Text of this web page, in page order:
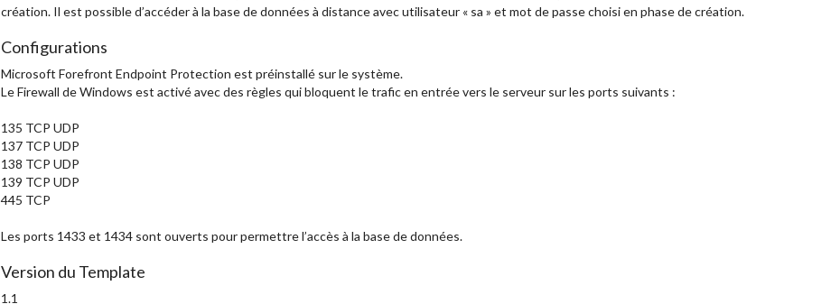
création. Il est possible d’accéder à la base de données à distance avec utilisateur « sa » et mot de passe choisi en phase de création.
Configurations
Microsoft Forefront Endpoint Protection est préinstallé sur le système.
Le Firewall de Windows est activé avec des règles qui bloquent le trafic en entrée vers le serveur sur les ports suivants :
135 TCP UDP
137 TCP UDP
138 TCP UDP
139 TCP UDP
445 TCP
Les ports 1433 et 1434 sont ouverts pour permettre l’accès à la base de données.
Version du Template
1.1